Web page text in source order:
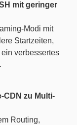
mit geringer
Modi mit
Startzeiten,
verbessertes
CDN zu Multi-
Routing,